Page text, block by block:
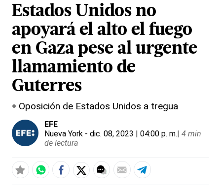
Estados Unidos no
apoyará el alto el fuego
en Gaza pese al urgente
llamamiento de
Guterres
Oposición de Estados Unidos a tregua
EFE
Nueva York - dic. 08, 2023 | 04:00 p. m.| 4 min
de lectura